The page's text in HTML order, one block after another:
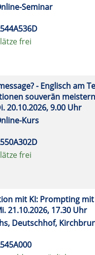
Seminar
frei
- Englisch am
souverän
20.10.2026, 9.00 Uhr
Kurs
frei
mit KI: Prompting mit
21.10.2026, 17.30 Uhr
Deutschhof,